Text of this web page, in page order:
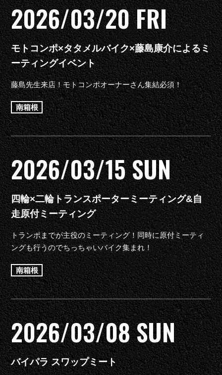
2026/03/20 FRI
モトコンポ×タタメルバイク×藤島康介によるミ
ーティングイベント
藤島先生来店！モトコンポオーナーさん集結必須！
南箱根
2026/03/15 SUN
四輪×二輪トランスポーターミーティング&自
走原付ミーティング
トランポまでが主役のミーティング！同時に原付ミーティ
ングも行うのでちっちゃいバイク集まれ！
南箱根
2026/03/08 SUN
バイパラ スワップミート